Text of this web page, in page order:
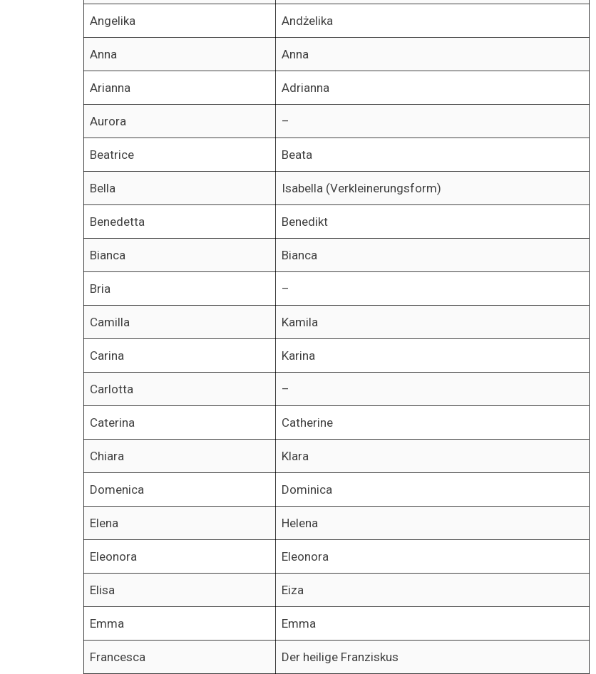
Angelika Andżelika
Anna Anna
Arianna Adrianna
Aurora –
Beatrice Beata
Bella Isabella (Verkleinerungsform)
Benedetta Benedikt
Bianca Bianca
Bria –
Camilla Kamila
Carina Karina
Carlotta –
Caterina Catherine
Chiara Klara
Domenica Dominica
Elena Helena
Eleonora Eleonora
Elisa Eiza
Emma Emma
Francesca Der heilige Franziskus